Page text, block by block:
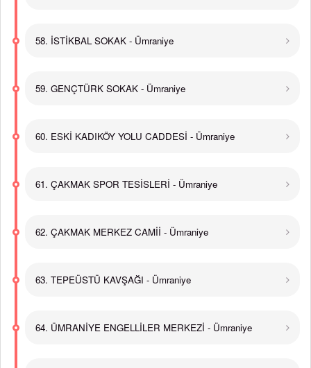
58. İSTİKBAL SOKAK - Ümraniye
59. GENÇTÜRK SOKAK - Ümraniye
60. ESKİ KADIKÖY YOLU CADDESİ - Ümraniye
61. ÇAKMAK SPOR TESİSLERİ - Ümraniye
62. ÇAKMAK MERKEZ CAMİİ - Ümraniye
63. TEPEÜSTÜ KAVŞAĞI - Ümraniye
64. ÜMRANİYE ENGELLİLER MERKEZİ - Ümraniye